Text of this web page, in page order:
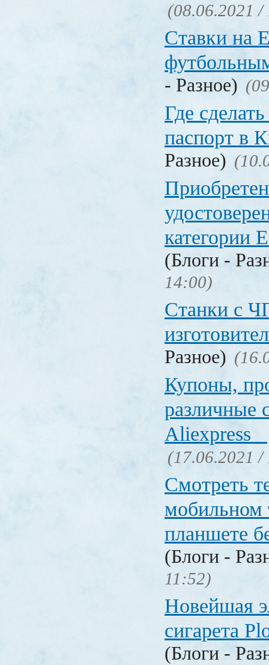
(08.06.2021 /
Ставки на
- Разное)
Где
паспорт в
Разное)
категории
(Блоги -
14:00)
Станки с
Разное)
Купоны,
различные
Aliexpress
(17.06.2021 /
Смотреть
мобильном
планшете
(Блоги -
11:52)
Новейшая
сигарета
(Блоги -